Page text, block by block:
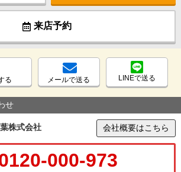
来店予約
る メールで送る LINEで送る
せ
株式会社 会社概要はこちら
000-973